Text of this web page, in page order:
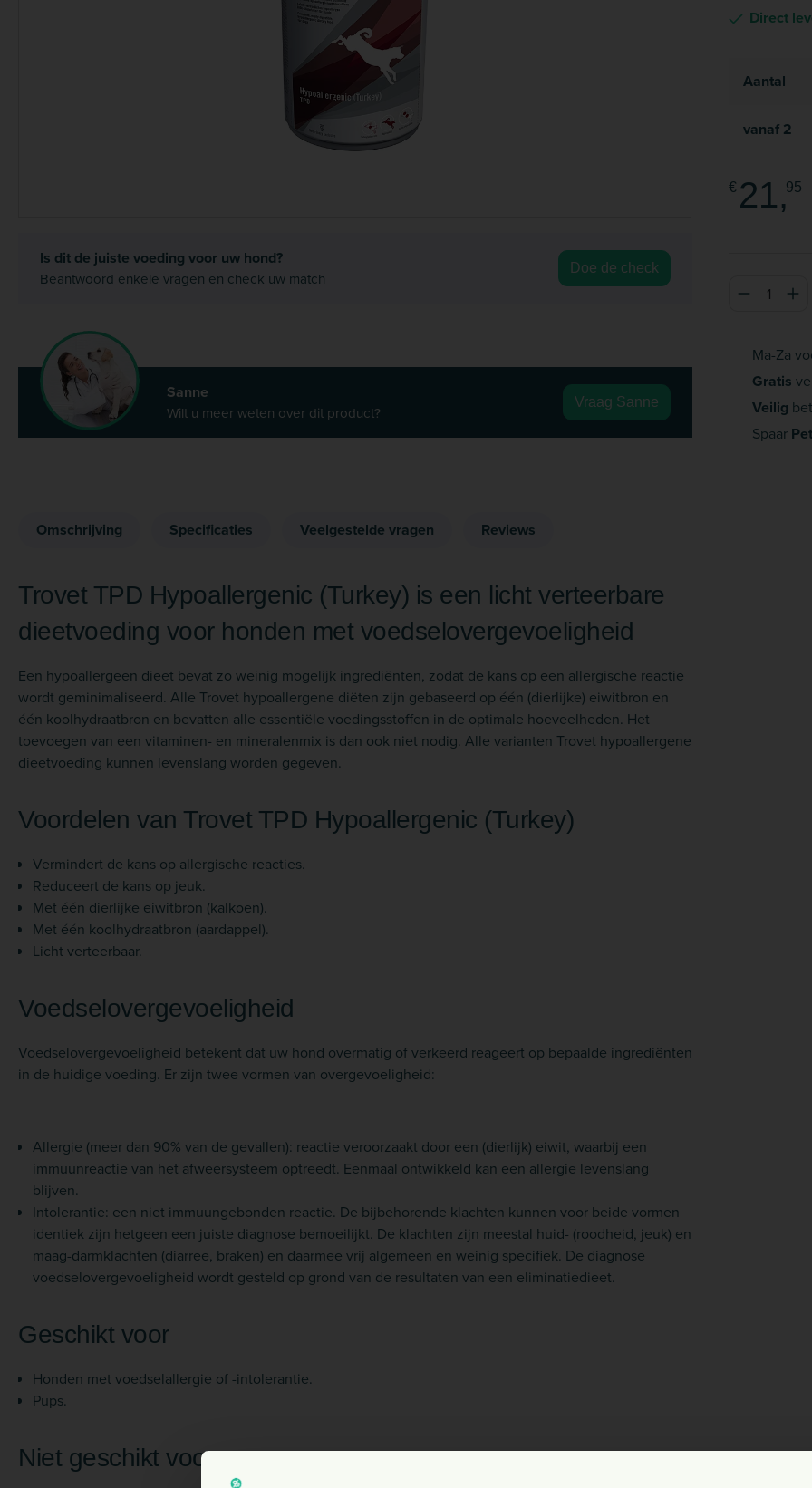
Is dit de juiste voeding voor uw hond?
Beantwoord enkele vragen en check uw match
Doe de check
Sanne
Wilt u meer weten over dit product?
Vraag Sanne
Direct
Aantal
vanaf 2
€ 21,95
Ma-Za
Gratis
Veilig
Spaar
Omschrijving Specificaties Veelgestelde vragen Reviews
Trovet TPD Hypoallergenic (Turkey) is een licht verteerbare
dieetvoeding voor honden met voedselovergevoeligheid
Een hypoallergeen dieet bevat zo weinig mogelijk ingrediënten, zodat de kans op een allergische reactie
wordt geminimaliseerd. Alle Trovet hypoallergene diëten zijn gebaseerd op één (dierlijke) eiwitbron en
één koolhydraatbron en bevatten alle essentiële voedingsstoffen in de optimale hoeveelheden. Het
toevoegen van een vitaminen- en mineralenmix is dan ook niet nodig. Alle varianten Trovet hypoallergene
dieetvoeding kunnen levenslang worden gegeven.
Voordelen van Trovet TPD Hypoallergenic (Turkey)
Vermindert de kans op allergische reacties.
Reduceert de kans op jeuk.
Met één dierlijke eiwitbron (kalkoen).
Met één koolhydraatbron (aardappel).
Licht verteerbaar.
Voedselovergevoeligheid
Voedselovergevoeligheid betekent dat uw hond overmatig of verkeerd reageert op bepaalde ingrediënten
in de huidige voeding. Er zijn twee vormen van overgevoeligheid:
Allergie (meer dan 90% van de gevallen): reactie veroorzaakt door een (dierlijk) eiwit, waarbij een
immuunreactie van het afweersysteem optreedt. Eenmaal ontwikkeld kan een allergie levenslang
blijven.
Intolerantie: een niet immuungebonden reactie. De bijbehorende klachten kunnen voor beide vormen
identiek zijn hetgeen een juiste diagnose bemoeilijkt. De klachten zijn meestal huid- (roodheid, jeuk) en
maag-darmklachten (diarree, braken) en daarmee vrij algemeen en weinig specifiek. De diagnose
voedselovergevoeligheid wordt gesteld op grond van de resultaten van een eliminatiedieet.
Geschikt voor
Honden met voedselallergie of -intolerantie.
Pups.
Niet geschikt voor